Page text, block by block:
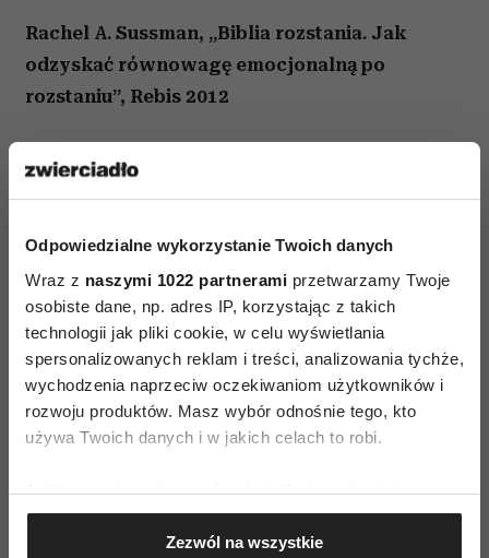
Odpowiedzialne wykorzystanie Twoich danych
Wraz z naszymi 1022 partnerami przetwarzamy Twoje
osobiste dane, np. adres IP, korzystając z takich
technologii jak pliki cookie, w celu wyświetlania
spersonalizowanych reklam i treści, analizowania tychże,
wychodzenia naprzeciw oczekiwaniom użytkowników i
rozwoju produktów. Masz wybór odnośnie tego, kto
używa Twoich danych i w jakich celach to robi.
Jeśli wyrazisz na to zgodę, chcielibyśmy również:
Gromadzić dane dotyczące Twojej lokalizacji
geograficznej z dokładnością nawet do kilku metrów
Zezwól na wszystkie
Rachel A. Sussman, „Biblia rozstania. Jak
odzyskać równowagę emocjonalną po
rozstaniu”, Rebis 2012